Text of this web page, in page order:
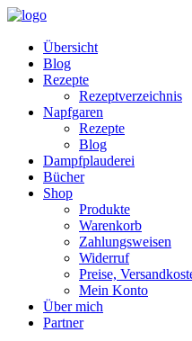
Übersicht
Blog
Rezepte
Rezeptverzeichnis
Napfgaren
Rezepte
Blog
Dampfplauderei
Bücher
Shop
Produkte
Warenkorb
Zahlungsweisen
Widerruf
Preise,
Mein Konto
Über mich
Partner